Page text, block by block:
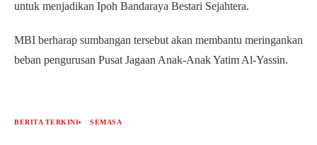
untuk menjadikan Ipoh Bandaraya Bestari Sejahtera.
MBI berharap sumbangan tersebut akan membantu meringankan
beban pengurusan Pusat Jagaan Anak-Anak Yatim Al-Yassin.
BERITA TERKINI SEMASA